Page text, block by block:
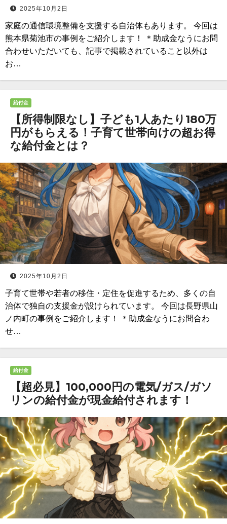
2025年10月2日
家庭の通信環境整備を支援する自治体もあります。 今回は
熊本県菊池市の事例をご紹介します！ ＊助成金なうにお問
合わせいただいても、記事で掲載されていること以外は
お…
給付金
【所得制限なし】子ども1人あたり180万
円がもらえる！子育て世帯向けの超お得
な給付金とは？
2025年10月2日
子育て世帯や若者の移住・定住を促進するため、多くの自
治体で独自の支援金が設けられています。 今回は長野県山
ノ内町の事例をご紹介します！ ＊助成金なうにお問合わ
せ…
給付金
【超必見】100,000円の電気/ガス/ガソ
リンの給付金が現金給付されます！